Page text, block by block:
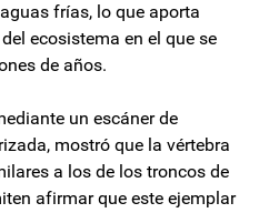
frías, lo que aporta
ecosistema en el que se
de años.
un escáner de
mostró que la vértebra
a los de los troncos de
afirmar que este ejemplar